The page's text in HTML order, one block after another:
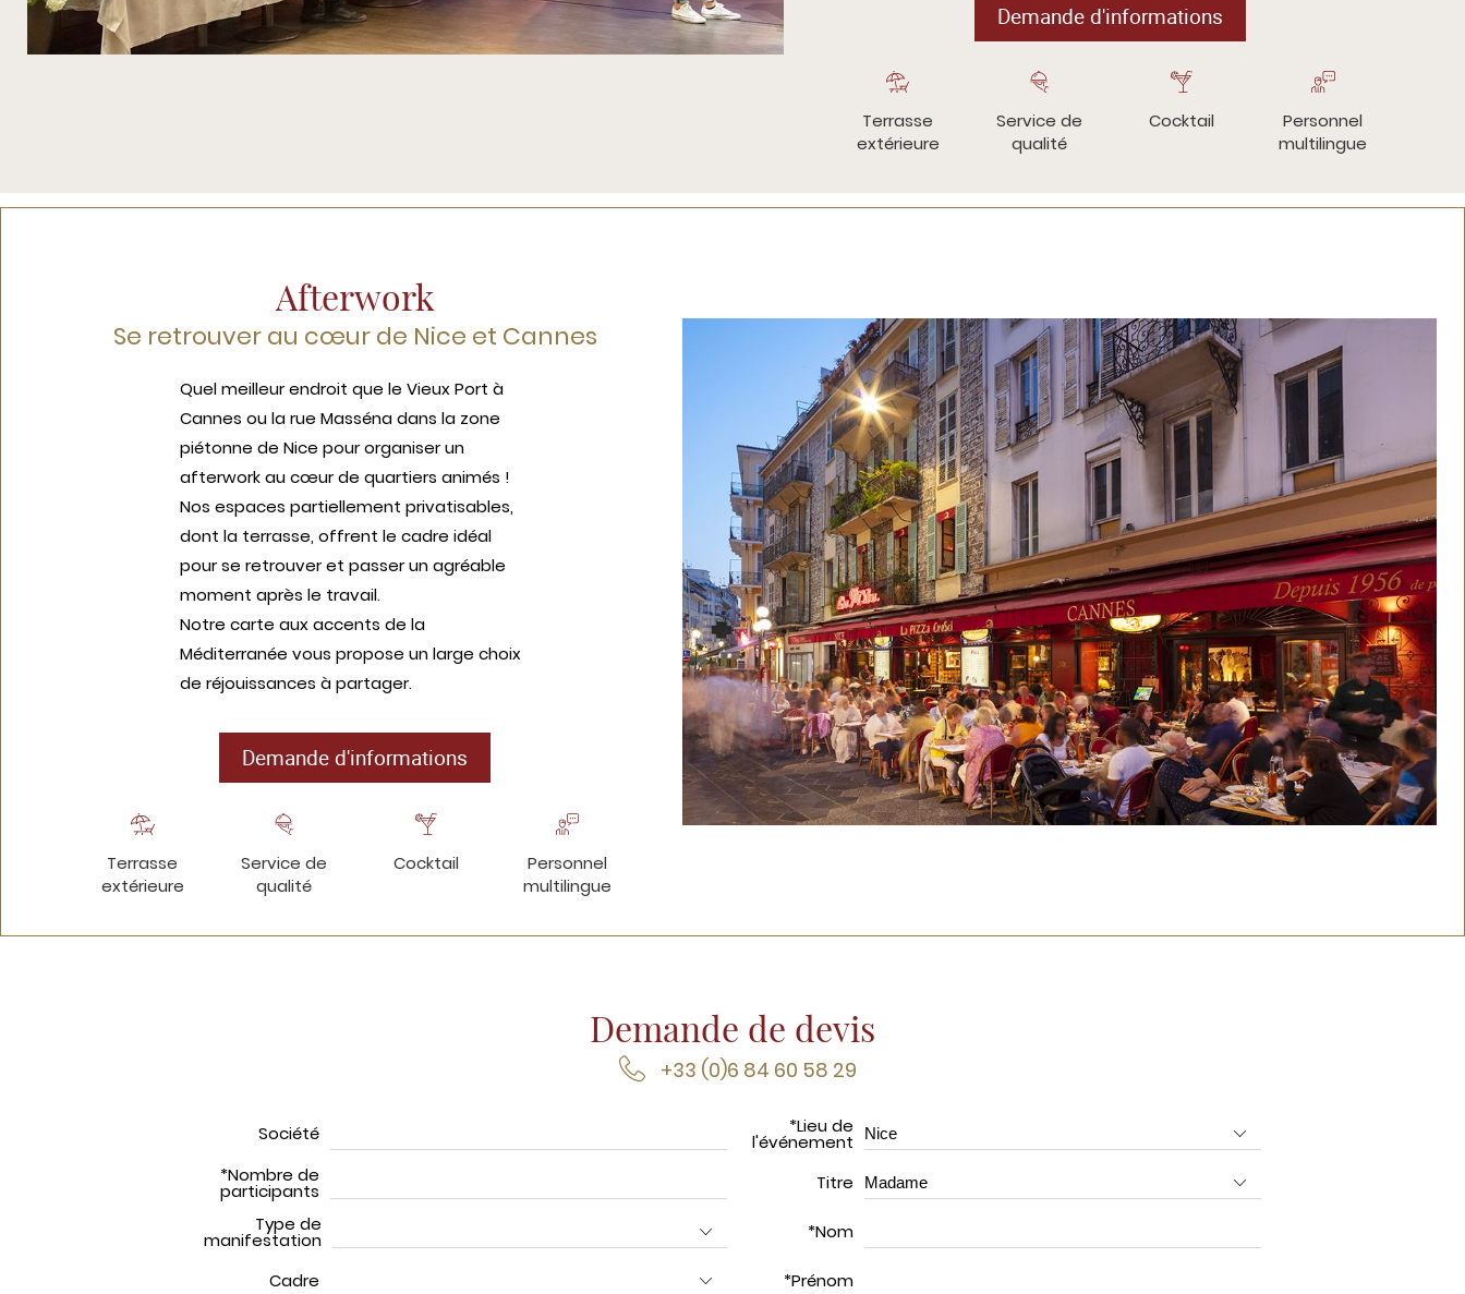
Demande d'informations
Terrasse
extérieure
Service de
qualité
Cocktail
Personnel
multilingue
Afterwork
Se retrouver au cœur de Nice et Cannes
Quel meilleur endroit que le Vieux Port à
Cannes ou la rue Masséna dans la zone
piétonne de Nice pour organiser un
afterwork au cœur de quartiers animés !
Nos espaces partiellement privatisables,
dont la terrasse, offrent le cadre idéal
pour se retrouver et passer un agréable
moment après le travail.
Notre carte aux accents de la
Méditerranée vous propose un large choix
de réjouissances à partager.
Demande d'informations
Terrasse
extérieure
Service de
qualité
Cocktail
Personnel
multilingue
Demande de devis
+33 (0)6 84 60 58 29
Société
*Nombre de
participants
Type de
manifestation
Cadre
*Lieu de
l'événement
Titre
*Nom
*Prénom